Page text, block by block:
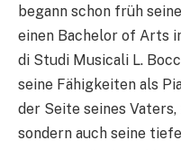
begann schon früh
einen Bachelor of Arts
di Studi Musicali L.
seine Fähigkeiten als
der Seite seines
sondern auch seine